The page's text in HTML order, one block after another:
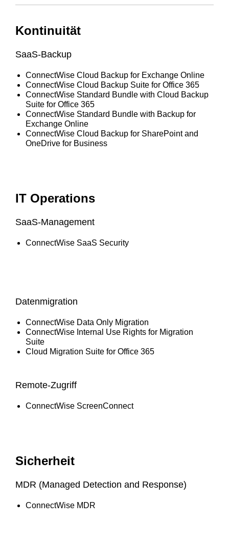
Kontinuität
SaaS‑Backup
ConnectWise Cloud Backup for Exchange Online
ConnectWise Cloud Backup Suite for Office 365
ConnectWise Standard Bundle with Cloud Backup
Suite for Office 365
ConnectWise Standard Bundle with Backup for
Exchange Online
ConnectWise Cloud Backup for SharePoint and
OneDrive for Business
IT Operations
SaaS‑Management
ConnectWise SaaS Security
Datenmigration
ConnectWise Data Only Migration
ConnectWise Internal Use Rights for Migration
Suite
Cloud Migration Suite for Office 365
Remote-Zugriff
ConnectWise ScreenConnect
Sicherheit
MDR (Managed Detection and Response)
ConnectWise MDR